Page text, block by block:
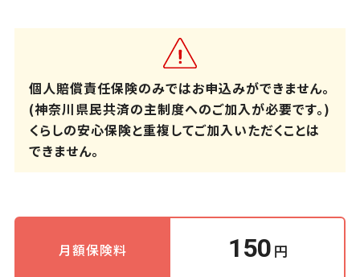
個人賠償責任保険のみではお申込みができません。
(神奈川県民共済の主制度へのご加入が必要です。)
くらしの安心保険と重複してご加入いただくことは
できません。
月額保険料 150 円